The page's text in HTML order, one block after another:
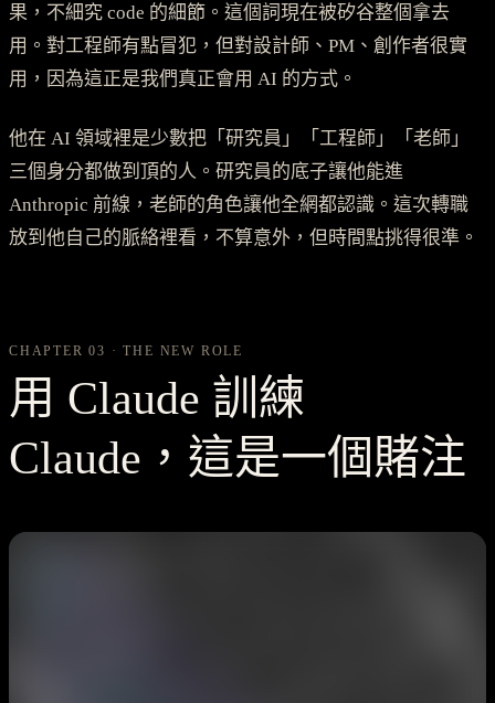
果，不細究 code 的細節。這個詞現在被矽谷整個拿去
用。對工程師有點冒犯，但對設計師、PM、創作者很實
用，因為這正是我們真正會用 AI 的方式。
他在 AI 領域裡是少數把「研究員」「工程師」「老師」
三個身分都做到頂的人。研究員的底子讓他能進
Anthropic 前線，老師的角色讓他全網都認識。這次轉職
放到他自己的脈絡裡看，不算意外，但時間點挑得很準。
CHAPTER 03 · THE NEW ROLE
用 Claude 訓練
Claude，這是一個賭注